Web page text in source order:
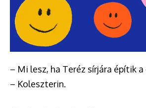
– Mi lesz, ha Teréz sírjára építik
– Koleszterin.